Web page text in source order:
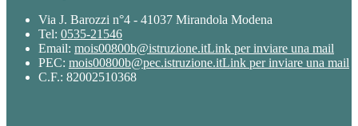
Via J. Barozzi n°4 - 41037 Mirandola Modena
Tel: 0535-21546
Email: mois00800b@istruzione.itLink per inviare una mail
PEC: mois00800b@pec.istruzione.itLink per inviare una mail
C.F.: 82002510368